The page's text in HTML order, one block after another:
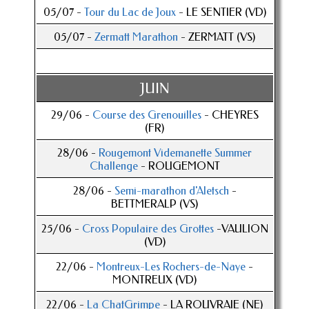
05/07 - Tour du Lac de Joux- LE SENTIER (VD)
05/07 - Zermatt Marathon - ZERMATT (VS)
JUIN
29/06 - Course des Grenouilles- CHEYRES
(FR)
28/06 - Rougemont Videmanette Summer
Challenge- ROUGEMONT
28/06 - Semi-marathon d'Aletsch -
BETTMERALP (VS)
25/06 - Cross Populaire des Grottes-VAULION
(VD)
22/06 - Montreux-Les Rochers-de-Naye -
MONTREUX (VD)
22/06 - La ChatGrimpe - LA ROUVRAIE (NE)